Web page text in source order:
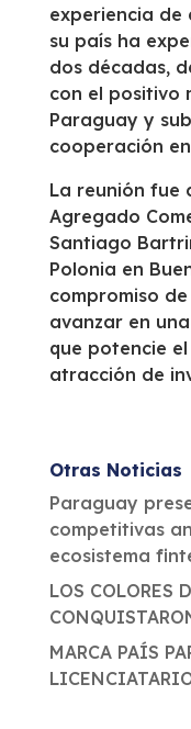
experiencia de
su país ha
dos décadas,
con el positivo
Paraguay y
cooperación
La reunión fue
Agregado
Santiago
Polonia en
compromiso
avanzar en
que potencie
atracción de
Otras Noticias
Paraguay
competitivas
ecosistema
LOS COLORES
MARCA PAÍS